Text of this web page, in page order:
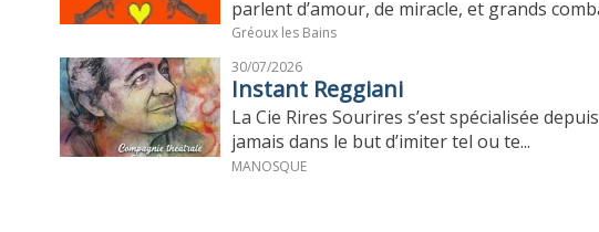
parlent d’amour, de miracle, et grands
Gréoux les Bains
30/07/2026
Instant Reggiani
La Cie Rires Sourires s’est spécialisée
jamais dans le but d’imiter tel ou te...
MANOSQUE